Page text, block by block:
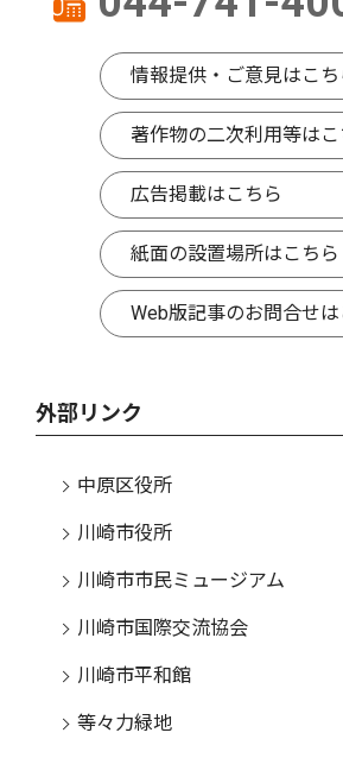
情報提供・ご意見はこち
著作物の二次利用等はこ
広告掲載はこちら
紙面の設置場所はこちら
Web版記事のお問合せは
外部リンク
中原区役所
川崎市役所
川崎市市民ミュージアム
川崎市国際交流協会
川崎市平和館
等々力緑地